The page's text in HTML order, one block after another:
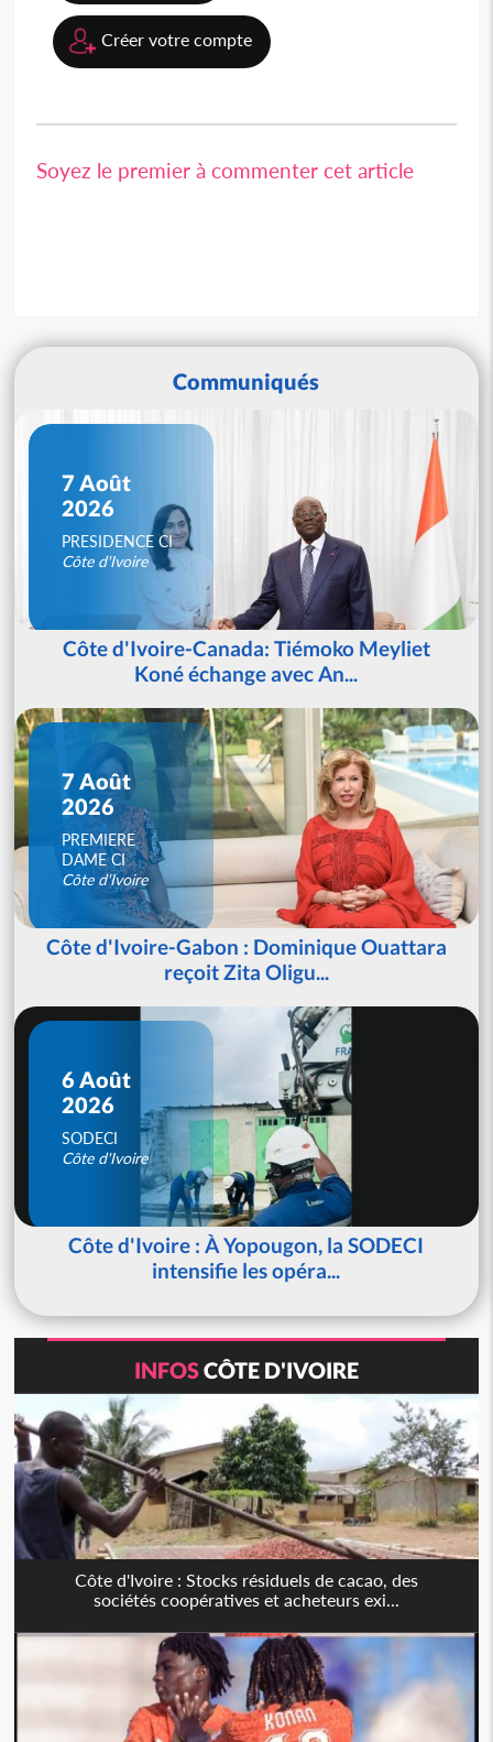
Créer votre compte
Soyez le premier à commenter cet article
Communiqués
7 Août
2026
PRESIDENCE CI
Côte d'Ivoire
Côte d'Ivoire-Canada: Tiémoko Meyliet
Koné échange avec An...
7 Août
2026
PREMIERE
DAME CI
Côte d'Ivoire
Côte d'Ivoire-Gabon : Dominique Ouattara
reçoit Zita Oligu...
6 Août
2026
SODECI
Côte d'Ivoire
Côte d'Ivoire : À Yopougon, la SODECI
intensifie les opéra...
INFOSCÔTE D'IVOIRE
Côte d'Ivoire : Stocks résiduels de cacao, des
sociétés coopératives et acheteurs exi...